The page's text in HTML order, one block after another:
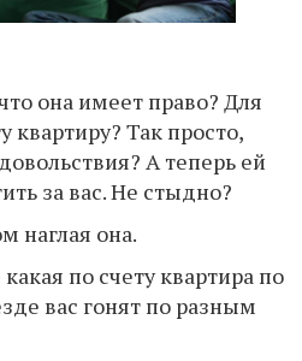
она имеет право? Для
квартиру? Так просто,
А теперь ей
за вас. Не стыдно?
наглая она.
по счету квартира по
вас гонят по разным